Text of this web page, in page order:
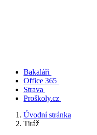
Bakaláři
Office 365
Strava
Proškoly.cz
Úvodní stránka
Tiráž